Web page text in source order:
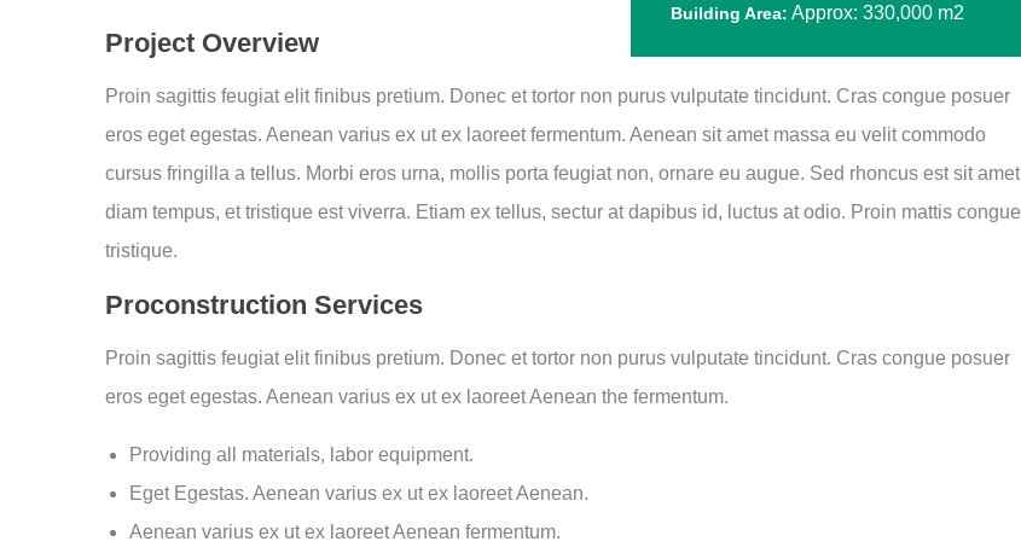
Building Area: Approx: 330,000 m2
Project Overview
Proin sagittis feugiat elit finibus pretium. Donec et tortor non purus vulputate tincidunt. Cras congue posuer
eros eget egestas. Aenean varius ex ut ex laoreet fermentum. Aenean sit amet massa eu velit commodo
cursus fringilla a tellus. Morbi eros urna, mollis porta feugiat non, ornare eu augue. Sed rhoncus est sit amet
diam tempus, et tristique est viverra. Etiam ex tellus, sectur at dapibus id, luctus at odio. Proin mattis congue
tristique.
Proconstruction Services
Proin sagittis feugiat elit finibus pretium. Donec et tortor non purus vulputate tincidunt. Cras congue posuer
eros eget egestas. Aenean varius ex ut ex laoreet Aenean the fermentum.
Providing all materials, labor equipment.
Eget Egestas. Aenean varius ex ut ex laoreet Aenean.
Aenean varius ex ut ex laoreet Aenean fermentum.